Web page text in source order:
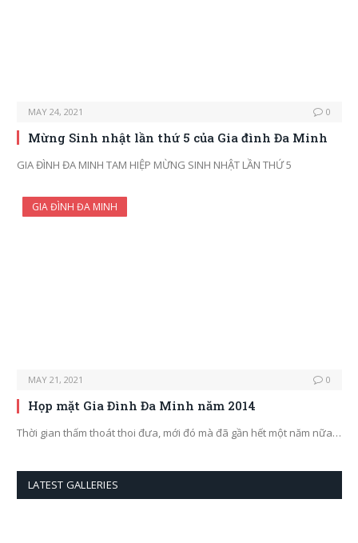
MAY 24, 2021 0
Mừng Sinh nhật lần thứ 5 của Gia đình Đa Minh
GIA ĐÌNH ĐA MINH TAM HIỆP MỪNG SINH NHẬT LẦN THỨ 5
GIA ĐÌNH ĐA MINH
MAY 21, 2021 0
Họp mặt Gia Đình Đa Minh năm 2014
Thời gian thấm thoát thoi đưa, mới đó mà đã gần hết một năm nữa…
LATEST GALLERIES